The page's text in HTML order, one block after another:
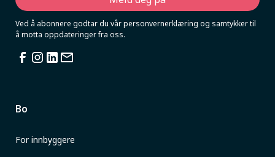
Ved å abonnere godtar du vår personvernerklæring og samtykker til
å motta oppdateringer fra oss.
Bo
For innbyggere